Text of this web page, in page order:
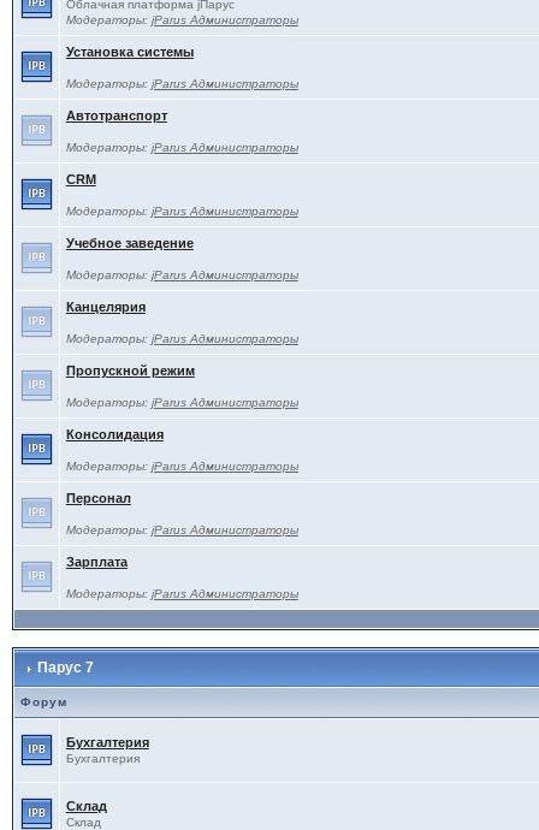
Облачная платформа jПарус
Модераторы: jParus Администраторы
Установка системы
Модераторы: jParus Администраторы
Автотранспорт
Модераторы: jParus Администраторы
CRM
Модераторы: jParus Администраторы
Учебное заведение
Модераторы: jParus Администраторы
Канцелярия
Модераторы: jParus Администраторы
Пропускной режим
Модераторы: jParus Администраторы
Консолидация
Модераторы: jParus Администраторы
Персонал
Модераторы: jParus Администраторы
Зарплата
Модераторы: jParus Администраторы
Парус 7
Форум
Бухгалтерия
Бухгалтерия
Склад
Склад